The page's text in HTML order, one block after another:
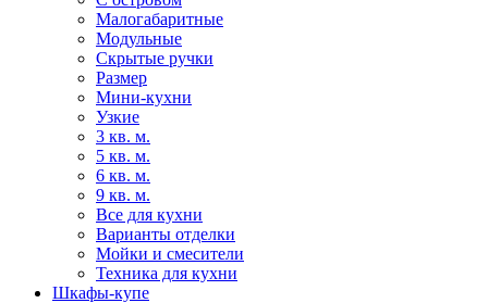
Малогабаритные
Модульные
Скрытые ручки
Размер
Мини-кухни
Узкие
3 кв. м.
5 кв. м.
6 кв. м.
9 кв. м.
Все для кухни
Варианты отделки
Мойки и смесители
Техника для кухни
Шкафы-купе